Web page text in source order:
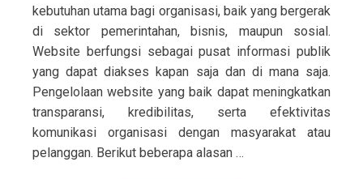
kebutuhan utama bagi organisasi, baik yang bergerak
di sektor pemerintahan, bisnis, maupun sosial.
Website berfungsi sebagai pusat informasi publik
yang dapat diakses kapan saja dan di mana saja.
Pengelolaan website yang baik dapat meningkatkan
transparansi, kredibilitas, serta efektivitas
komunikasi organisasi dengan masyarakat atau
pelanggan. Berikut beberapa alasan …